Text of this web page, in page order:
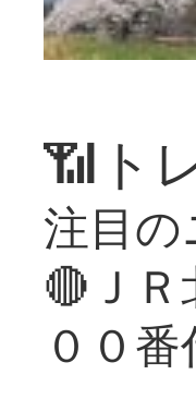
📶ト
注目の
🔴Ｊ
００